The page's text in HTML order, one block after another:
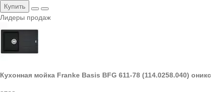
Купить
Лидеры продаж
Кухонная мойка Franke Basis BFG 611-78 (114.0258.040) оникс